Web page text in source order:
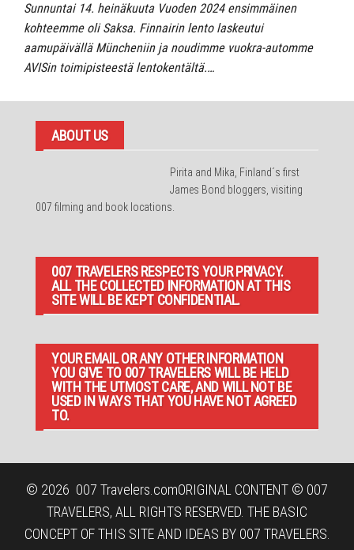
Sunnuntai 14. heinäkuuta Vuoden 2024 ensimmäinen
kohteemme oli Saksa. Finnairin lento laskeutui
aamupäivällä Müncheniin ja noudimme vuokra-automme
AVISin toimipisteestä lentokentältä.…
ABOUT US
Pirita and Mika, Finland´s first
James Bond bloggers, visiting
007 filming and book locations.
007 TRAVELERS RESPECTS YOUR PRIVACY.
ALL THE COLLECTED INFORMATION AT THIS
SITE WILL BE KEPT CONFIDENTIAL.
YOUR EMAIL OR ANY OTHER INFORMATION
YOU GIVE TO 007 TRAVELERS WILL BE HELD
WITH THE UTMOST CARE, AND WILL NOT BE
USED IN WAYS THAT YOU HAVE NOT AGREED
TO.
© 2026 007 Travelers.comORIGINAL CONTENT © 007
TRAVELERS, ALL RIGHTS RESERVED. THE BASIC
CONCEPT OF THIS SITE AND IDEAS BY 007 TRAVELERS.